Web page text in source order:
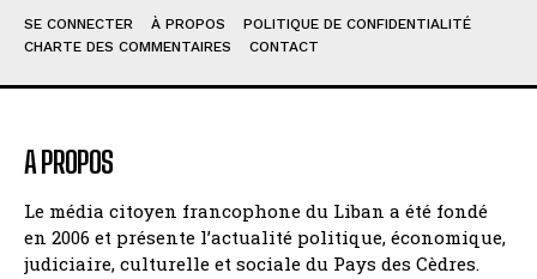
SE CONNECTER À PROPOS
POLITIQUE DE CONFIDENTIALITÉ
CHARTE DES COMMENTAIRES
CONTACT
A PROPOS
Le média citoyen francophone du Liban a été fondé
en 2006 et présente l’actualité politique, économique,
judiciaire, culturelle et sociale du Pays des Cèdres.